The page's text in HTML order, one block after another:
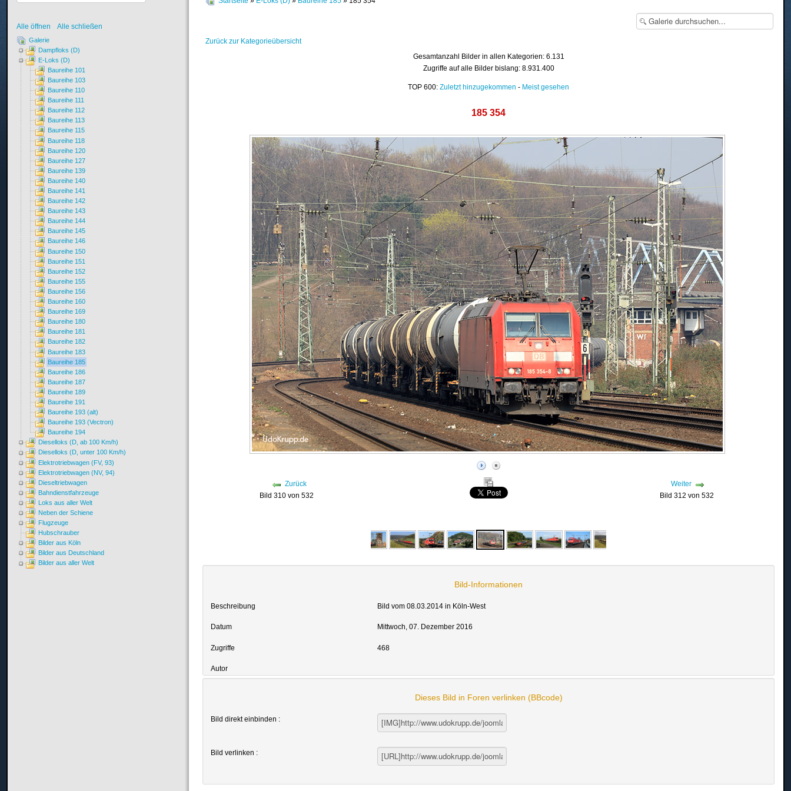
Zurück zur Kategorieübersicht
Gesamtanzahl Bilder in allen Kategorien: 6.131
Zugriffe auf alle Bilder bislang: 8.931.400
TOP 600:Zuletzt hinzugekommen - Meist gesehen
185 354
Zurück
Bild 310 von 532
Weiter
Bild 312 von 532
Bild-Informationen
Beschreibung Bild vom 08.03.2014 in Köln-West
Datum Mittwoch, 07. Dezember 2016
Zugriffe 468
Autor
Dieses Bild in Foren verlinken (BBcode)
Bild direkt einbinden :
Bild verlinken :
Alle öffnen Alle schließen
Galerie
Dampfloks (D)
E-Loks (D)
Baureihe 101
Baureihe 103
Baureihe 110
Baureihe 111
Baureihe 112
Baureihe 113
Baureihe 115
Baureihe 118
Baureihe 120
Baureihe 127
Baureihe 139
Baureihe 140
Baureihe 141
Baureihe 142
Baureihe 143
Baureihe 144
Baureihe 145
Baureihe 146
Baureihe 150
Baureihe 151
Baureihe 152
Baureihe 155
Baureihe 156
Baureihe 160
Baureihe 169
Baureihe 180
Baureihe 181
Baureihe 182
Baureihe 183
Baureihe 185
Baureihe 186
Baureihe 187
Baureihe 189
Baureihe 191
Baureihe 193 (alt)
Baureihe 193 (Vectron)
Baureihe 194
Dieselloks (D, ab 100 Km/h)
Dieselloks (D, unter 100 Km/h)
Elektrotriebwagen (FV, 93)
Elektrotriebwagen (NV, 94)
Dieseltriebwagen
Bahndienstfahrzeuge
Loks aus aller Welt
Neben der Schiene
Flugzeuge
Hubschrauber
Bilder aus Köln
Bilder aus Deutschland
Bilder aus aller Welt